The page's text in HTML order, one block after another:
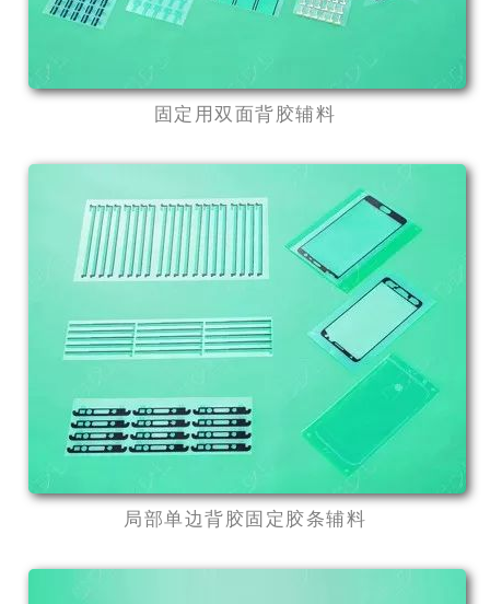
固定用双面背胶辅料
局部单边背胶固定胶条辅料